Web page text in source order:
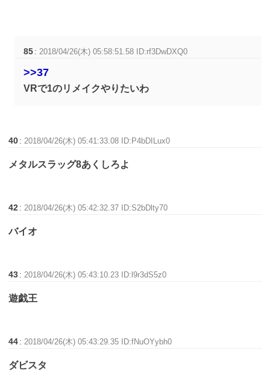
85 :2018/04/26(木) 05:58:51.58 ID:rf3DwDXQ0
>>37
VRで1のリメイクやりたいわ
40 :2018/04/26(木) 05:41:33.08 ID:P4bDILux0
メタルスラッグ8あくしろよ
42 :2018/04/26(木) 05:42:32.37 ID:S2bDlty70
バイオ
43 :2018/04/26(木) 05:43:10.23 ID:l9r3dS5z0
遊戯王
44 :2018/04/26(木) 05:43:29.35 ID:fNuOYybh0
ダビスタ